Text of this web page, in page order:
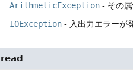
ArithmeticException - その
IOException - 入出力エラーが
read